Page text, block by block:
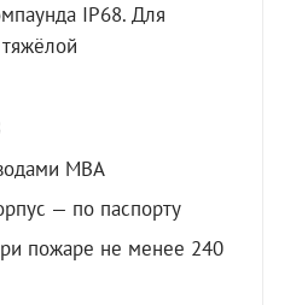
IP68. Для
МВА
— по паспорту
пожаре не менее 240